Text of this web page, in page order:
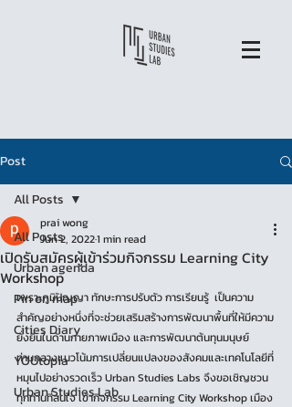
Post
All Posts
Urban agenda
Pin on map
Cities Diary
YOUtopia
Urban Studies Lab
All Posts
เปิดรับสมัครผู้เข้าร่วมกิจกรรม Learning City
Workshop
prai wong
Jun 2, 20221 min read
เพราะภูมิปัญญา ทักษะการปรับตัว การเรียนรู้  เป็นความ
สำคัญอย่างหนึ่งที่จะช่วยเสริมสร้างการพัฒนาพื้นที่ให้มีความ
ยั่งยืนในด้านกายภาพเมือง และการพัฒนาต้นทุนมนุษย์
ท่ามกลางแนวโน้มการเปลี่ยนแปลงของสังคมและเทคโนโลยีที่
หมุนไปอย่างรวดเร็ว Urban Studies Labs จึงขอเชิญชวน
ทุกท่านที่สนใจ เข้ากิจกรรม Learning City Workshop เมือง